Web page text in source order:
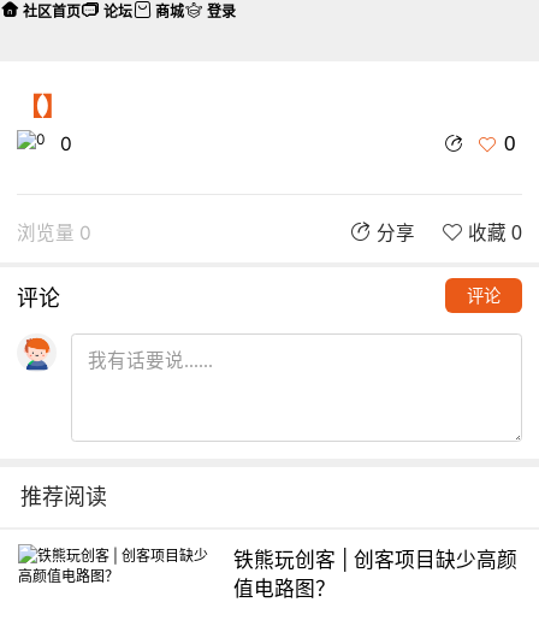
【】
0 0
浏览量 0 分享 收藏 0
评论 评论
推荐阅读
铁熊玩创客 | 创客项目缺少高颜
值电路图？
社区首页 论坛 商城 登录